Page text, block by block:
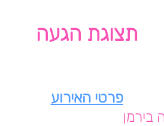
תצוגת הגעה
פרטי האירוע
בירמן